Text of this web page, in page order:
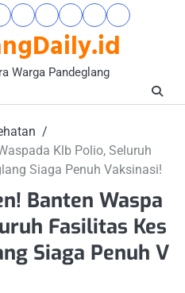
Warga Pandeglang
Hukum
Kriminal
Nasional
Opini
Wacana
Pandeglang
Today
Pendidikan
&
Kesehatan
Wisata
&
Klb Polio, Seluruh
Siaga Penuh Vaksinasi!
Banten Waspa
Fasilitas Kes
Siaga Penuh V